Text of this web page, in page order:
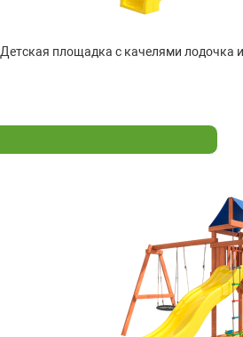
Детская площадка с качелями лодочка